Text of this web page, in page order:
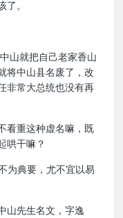
。
山就把自己老家香山
将中山县名废了，改
非常大总统也没有再
看重这种虚名嘛，既
哄干嘛？
为典要，尤不宜以易
山先生名文，字逸